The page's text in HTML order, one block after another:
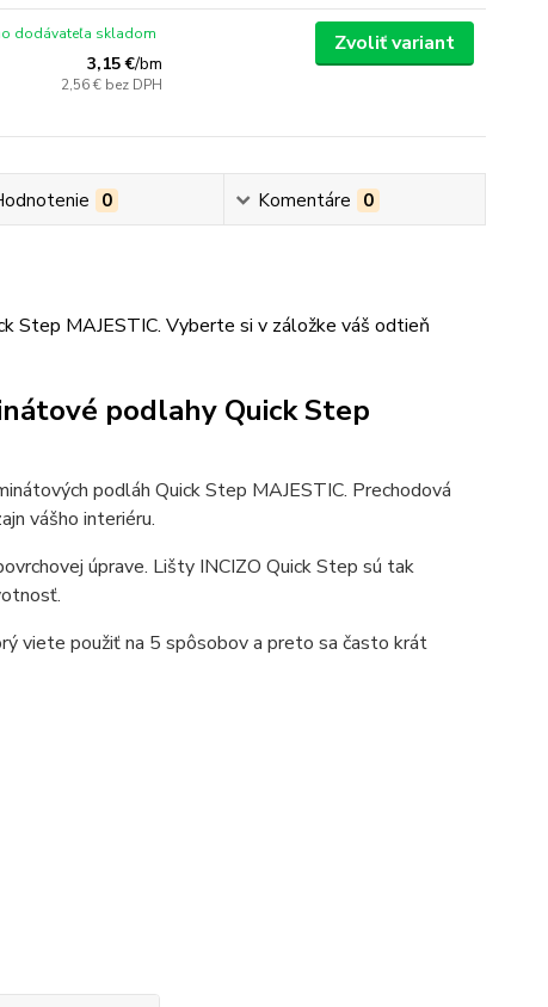
3,15 €/bm
2,56 € bez DPH
dodávateľa skladom Zvoliť variant
0 Komentáre 0
Step MAJESTIC. Vyberte si v záložke váš odtieň
podlahy Quick Step
podláh Quick Step MAJESTIC. Prechodová
vášho interiéru.
úprave. Lišty INCIZO Quick Step sú tak
viete použiť na 5 spôsobov a preto sa často krát